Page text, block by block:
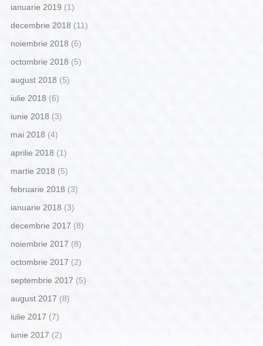
ianuarie 2019 (1)
decembrie 2018 (11)
noiembrie 2018 (5)
octombrie 2018 (5)
august 2018 (5)
iulie 2018 (6)
iunie 2018 (3)
mai 2018 (4)
aprilie 2018 (1)
martie 2018 (5)
februarie 2018 (3)
ianuarie 2018 (3)
decembrie 2017 (8)
noiembrie 2017 (8)
octombrie 2017 (2)
septembrie 2017 (5)
august 2017 (8)
iulie 2017 (7)
iunie 2017 (2)